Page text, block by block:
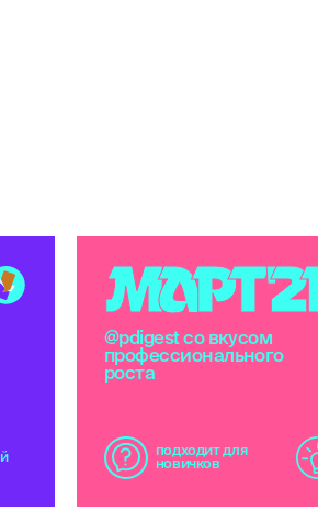
МАРТ'21
@pdigest со вкусом
профессионального
роста
подходит для
новичков